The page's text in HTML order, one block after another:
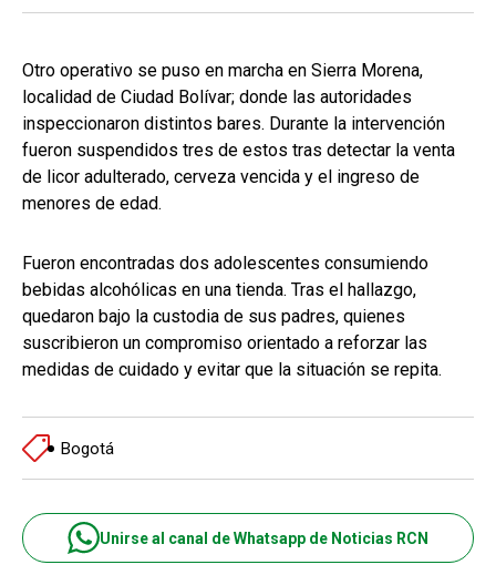
Otro operativo se puso en marcha en Sierra Morena,
localidad de Ciudad Bolívar; donde las autoridades
inspeccionaron distintos bares. Durante la intervención
fueron suspendidos tres de estos tras detectar la venta
de licor adulterado, cerveza vencida y el ingreso de
menores de edad.
Fueron encontradas dos adolescentes consumiendo
bebidas alcohólicas en una tienda. Tras el hallazgo,
quedaron bajo la custodia de sus padres, quienes
suscribieron un compromiso orientado a reforzar las
medidas de cuidado y evitar que la situación se repita.
Bogotá
Unirse al canal de Whatsapp de Noticias RCN